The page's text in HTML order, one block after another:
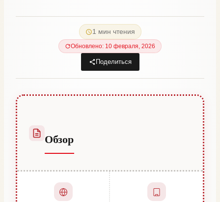
1 мин чтения
Обновлено: 10 февраля, 2026
Поделиться
Обзор